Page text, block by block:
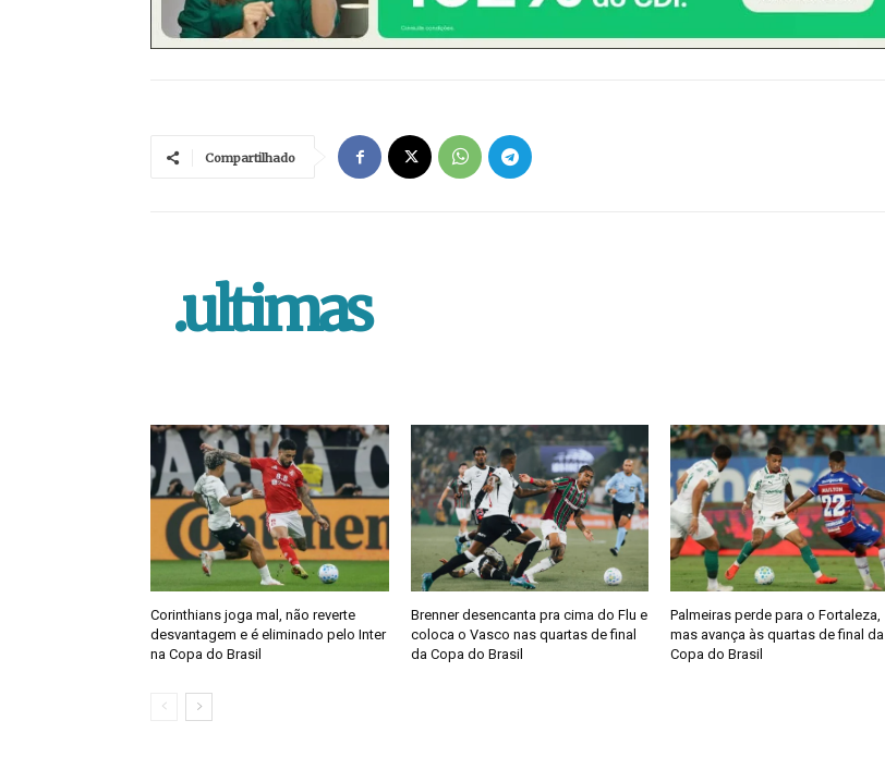
Compartilhado
.ultimas
Corinthians joga mal, não reverte
desvantagem e é eliminado pelo Inter
na Copa do Brasil
Brenner desencanta pra cima do Flu e
coloca o Vasco nas quartas de final
da Copa do Brasil
Palmeiras perde para o Fortaleza,
mas avança às quartas de final da
Copa do Brasil